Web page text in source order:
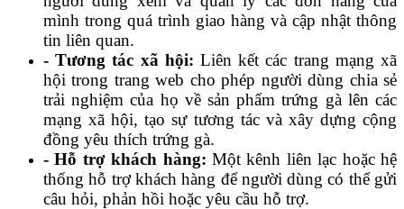
mình trong quá trình giao hàng và cập nhật thông
tin liên quan.
- Tương tác xã hội: Liên kết các trang mạng xã
hội trong trang web cho phép người dùng chia sẻ
trải nghiệm của họ về sản phẩm trứng gà lên các
mạng xã hội, tạo sự tương tác và xây dựng cộng
đồng yêu thích trứng gà.
- Hỗ trợ khách hàng: Một kênh liên lạc hoặc hệ
thống hỗ trợ khách hàng để người dùng có thể gửi
câu hỏi, phản hồi hoặc yêu cầu hỗ trợ.